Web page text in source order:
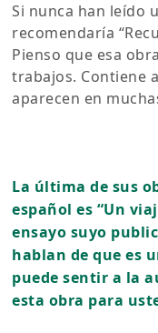
Si nunca han leído
recomendaría
Pienso que esa
trabajos. Contiene
aparecen en
La última de sus
español es “Un
ensayo suyo
hablan de que es
puede sentir a la
esta obra para